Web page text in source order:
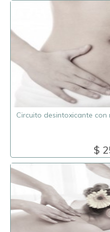
Circuito desintoxicante
$